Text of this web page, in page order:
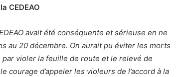
CEDEAO
avait été conséquente et sérieuse en ne
au 20 décembre. On aurait pu éviter les morts
par violer la feuille de route et le relevé de
courage d’appeler les violeurs de l’accord à la